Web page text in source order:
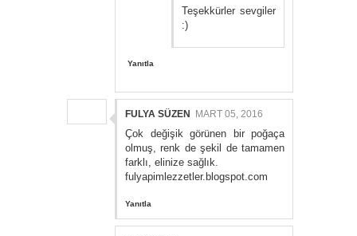
Teşekkürler sevgiler
:)
Yanıtla
FULYA SÜZEN MART 05, 2016
Çok değişik görünen bir poğaça
olmuş, renk de şekil de tamamen
farklı, elinize sağlık.
fulyapimlezzetler.blogspot.com
Yanıtla